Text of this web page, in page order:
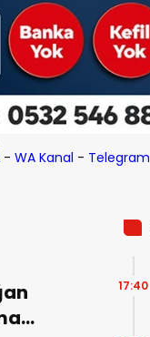
- WA Kanal - Telegram
17:40